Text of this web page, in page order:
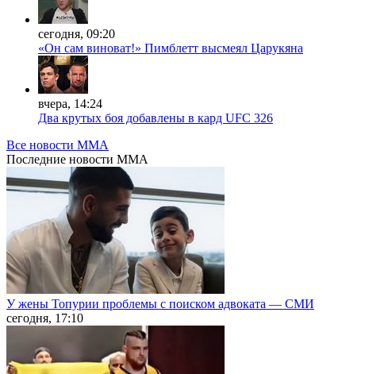
сегодня, 09:20
«Он сам виноват!» Пимблетт высмеял Царукяна
вчера, 14:24
Два крутых боя добавлены в кард UFC 326
Все новости MMA
Последние новости MMA
У жены Топурии проблемы с поиском адвоката — СМИ
сегодня, 17:10